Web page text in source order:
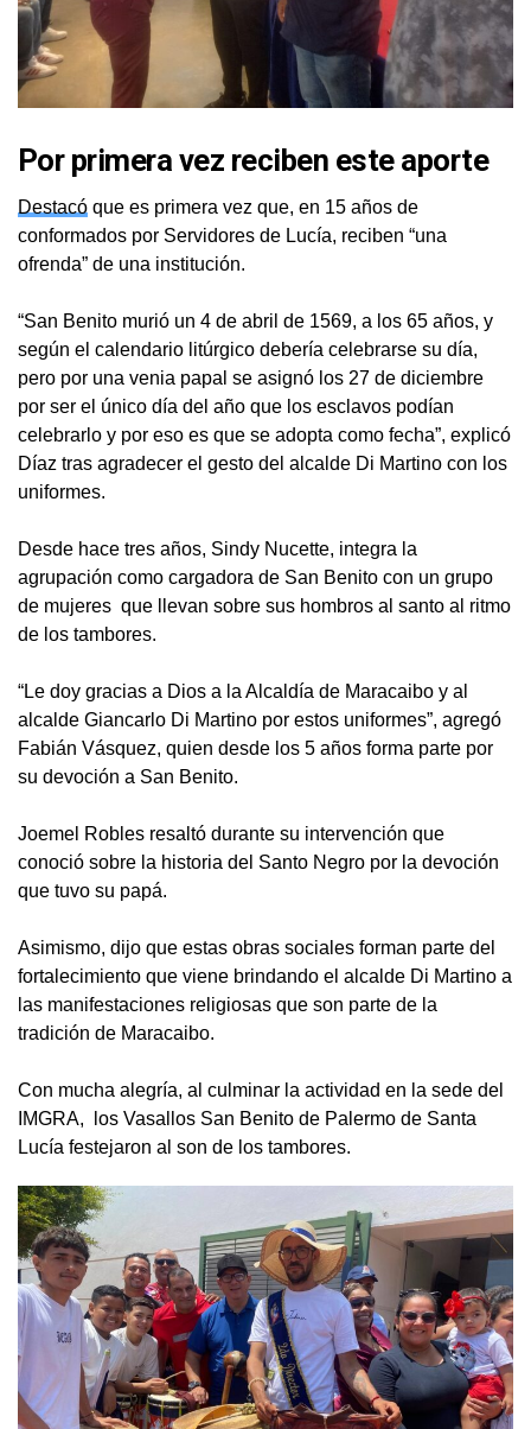
Por primera vez reciben este aporte
Destacó que es primera vez que, en 15 años de
conformados por Servidores de Lucía, reciben “una
ofrenda” de una institución.
‎“San Benito murió un 4 de abril de 1569, a los 65 años, y
según el calendario litúrgico debería celebrarse su día,
pero por una venia papal se asignó los 27 de diciembre
por ser el único día del año que los esclavos podían
celebrarlo y por eso es que se adopta como fecha”, explicó
Díaz tras agradecer el gesto del alcalde Di Martino con los
uniformes.
‎Desde hace tres años, Sindy Nucette, integra la
agrupación como cargadora de San Benito con un grupo
de mujeres que llevan sobre sus hombros al santo al ritmo
de los tambores.
‎“Le doy gracias a Dios a la Alcaldía de Maracaibo y al
alcalde Giancarlo Di Martino por estos uniformes”, agregó
Fabián Vásquez, quien desde los 5 años forma parte por
su devoción a San Benito.
‎Joemel Robles resaltó durante su intervención que
conoció sobre la historia del Santo Negro por la devoción
que tuvo su papá.
‎Asimismo, dijo que estas obras sociales forman parte del
fortalecimiento que viene brindando el alcalde Di Martino a
las manifestaciones religiosas que son parte de la
tradición de Maracaibo.
‎Con mucha alegría, al culminar la actividad en la sede del
IMGRA, los Vasallos San Benito de Palermo de Santa
Lucía festejaron al son de los tambores.